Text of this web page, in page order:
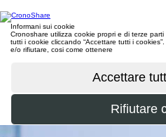
Informani sui cookie
Cronoshare utilizza cookie propri e di terze
tutti i cookie cliccando “Accettare tutti i
e/o rifiutare, cosi come ottenere